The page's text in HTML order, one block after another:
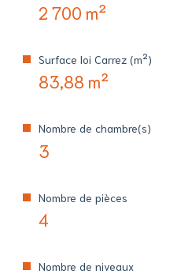
2 700 m²
Surface loi Carrez (m²)
83,88 m²
Nombre de chambre(s)
3
Nombre de pièces
4
Nombre de niveaux